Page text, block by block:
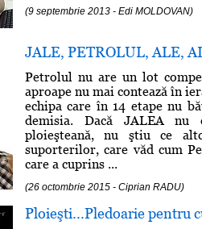
(9 septembrie 2013 - Edi MOLDOVAN)
JALE, PETROLUL, ALE,
Petrolul nu are un lot
aproape nu mai contează în
echipa care în 14 etape nu
demisia. Dacă JALEA nu
ploieşteană, nu ştiu ce
suporterilor, care văd cum
care a cuprins ...
(26 octombrie 2015 - Ciprian RADU)
Ploieşti...Pledoarie pentru